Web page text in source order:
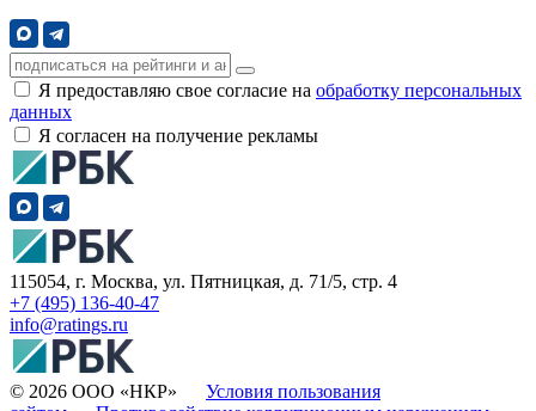
Я предоставляю свое согласие на обработку персональных
данных
Я согласен на получение рекламы
115054, г. Москва, ул. Пятницкая, д. 71/5, стр. 4
+7 (495) 136-40-47
info@ratings.ru
© 2026 ООО «НКР» Условия пользования